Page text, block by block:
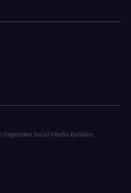
folgenden Social Media Kanälen.